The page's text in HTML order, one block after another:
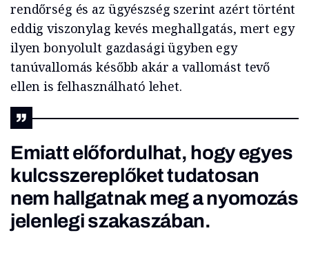
rendőrség és az ügyészség szerint azért történt
eddig viszonylag kevés meghallgatás, mert egy
ilyen bonyolult gazdasági ügyben egy
tanúvallomás később akár a vallomást tevő
ellen is felhasználható lehet.
Emiatt előfordulhat, hogy egyes
kulcsszereplőket tudatosan
nem hallgatnak meg a nyomozás
jelenlegi szakaszában.